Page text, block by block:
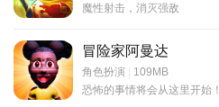
魔性射击，消灭强敌
冒险家阿曼达
角色扮演 | 109MB
恐怖的事情将会从这里开始！